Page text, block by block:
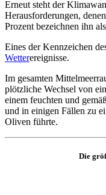
Erneut steht der
Herausforderungen,
Prozent bezeichnen ihn
Eines der Kennzeichen
Wetterereignisse.
Im gesamten
plötzliche Wechsel von
einem feuchten und
und in einigen Fällen zu
Oliven führte.
Die